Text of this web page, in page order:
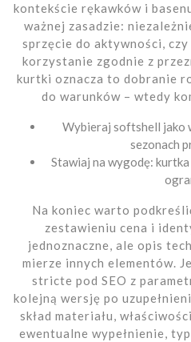
kontekście rękawków i
ważnej zasadzie:
sprzęcie do aktywności,
korzystanie zgodnie z
kurtki oznacza to dobranie
do warunków – wtedy
Wybieraj softshell jako
sezonach
Stawiaj na wygodę: kurtka
Na koniec warto
zestawieniu cena i
jednoznaczne, ale opis
mierze innych elementów.
stricte pod SEO z
kolejną wersję po
skład materiału,
ewentualne wypełnienie,